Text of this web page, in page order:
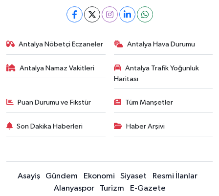
Antalya Nöbetçi Eczaneler Antalya Hava Durumu
Antalya Namaz Vakitleri
Antalya Trafik Yoğunluk
Haritası
Puan Durumu ve Fikstür Tüm Manşetler
Son Dakika Haberleri Haber Arşivi
Asayiş Gündem Ekonomi Siyaset
Resmi İlanlar
Alanyaspor
Turizm E-Gazete